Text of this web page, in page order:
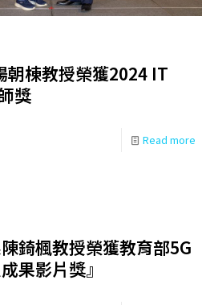
朝棟教授榮獲2024 IT
獎
Read more
錡楓教授榮獲教育部5G
果影片獎』